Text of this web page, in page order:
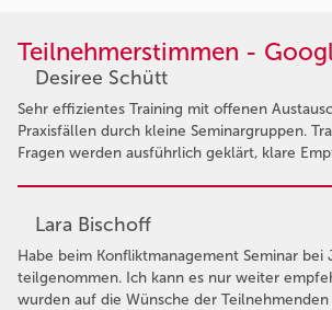
Teilnehmerstimmen -
Desiree Schütt
Sehr effizientes Training mit offenen
Praxisfällen durch kleine Seminargruppen.
Fragen werden ausführlich geklärt, klare
Lara Bischoff
Habe beim Konfliktmanagement Seminar bei
teilgenommen. Ich kann es nur weiter
wurden auf die Wünsche der